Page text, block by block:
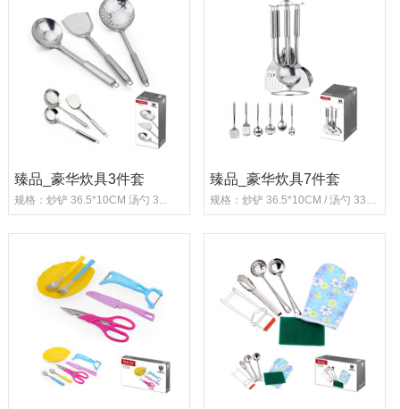
臻品_豪华炊具3件套
规格：炒铲 36.5*10CM 汤勺 3...
臻品_豪华炊具7件套
规格：炒铲 36.5*10CM / 汤勺 33*9CM； ...